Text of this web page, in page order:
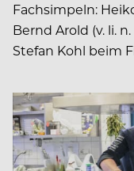
Fachsimpeln:
Bernd Arold (v. li. n.
Stefan Kohl beim